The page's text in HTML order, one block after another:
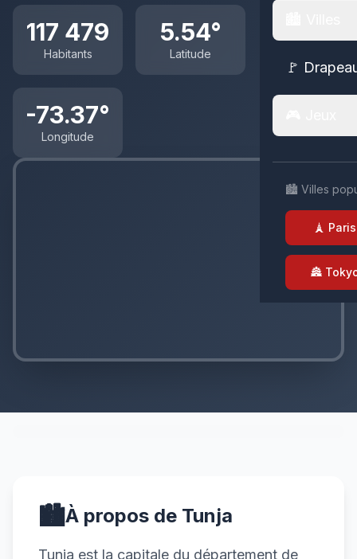
🚩
🏙️ Villes
🗼 Paris
🏯
117 479
Habitants
5.54°
Latitude
-73.37°
Longitude
🏙️À propos de Tunja
Tunja est la capitale du département de